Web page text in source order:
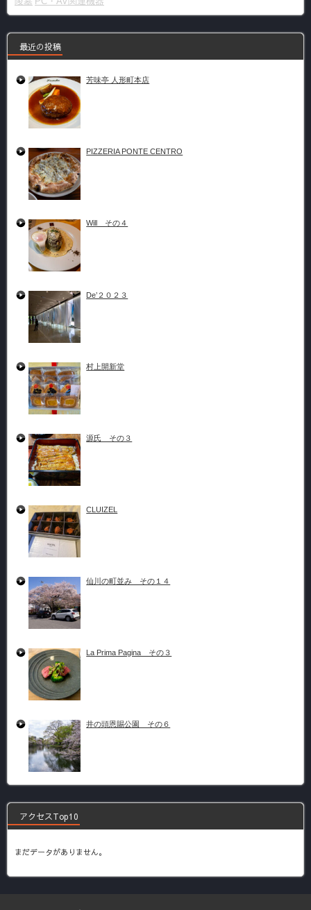
最近の投稿
芳味亭 人形町本店
PIZZERIA PONTE CENTRO
Will その４
De’２０２３
村上開新堂
源氏 その３
CLUIZEL
仙川の町並み その１４
La Prima Pagina その３
井の頭恩賜公園 その６
アクセスTop10
まだデータがありません。